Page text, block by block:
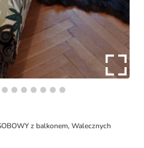
z balkonem, Walecznych